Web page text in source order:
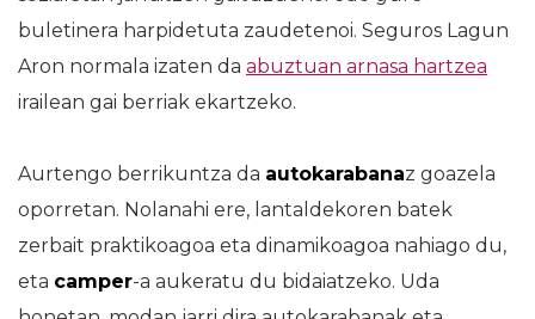
buletinera harpidetuta zaudetenoi. Seguros Lagun
Aron normala izaten da abuztuan arnasa hartzea
irailean gai berriak ekartzeko.
Aurtengo berrikuntza da autokarabanaz goazela
oporretan. Nolanahi ere, lantaldekoren batek
zerbait praktikoagoa eta dinamikoagoa nahiago du,
eta camper-a aukeratu du bidaiatzeko. Uda